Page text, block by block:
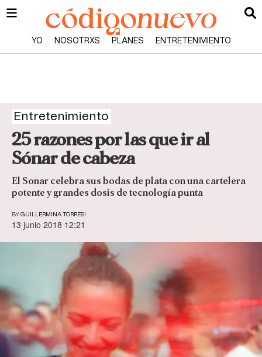
YO NOSOTRXS PLANES ENTRETENIMIENTO
Entretenimiento
25 razones por las que ir al
Sónar de cabeza
El Sonar celebra sus bodas de plata con una cartelera
potente y grandes dosis de tecnología punta
BY GUILLERMINA TORRESI
13 junio 2018 12:21